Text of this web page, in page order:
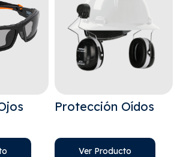
Protección Oídos
Ver Producto